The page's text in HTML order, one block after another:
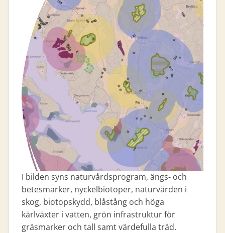
I bilden syns naturvårdsprogram, ängs- och
betesmarker, nyckelbiotoper, naturvärden i
skog, biotopskydd, blåstång och höga
kärlväxter i vatten, grön infrastruktur för
gräsmarker och tall samt värdefulla träd.